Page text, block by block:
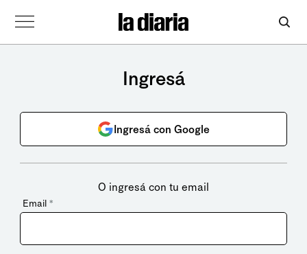
Ingresá
Ingresá con Google
O ingresá con tu email
Email *